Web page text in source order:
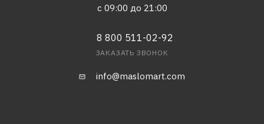
с 09:00 до 21:00
8 800 511-02-92
ЗАКАЗАТЬ ЗВОНОК
info@maslomart.com